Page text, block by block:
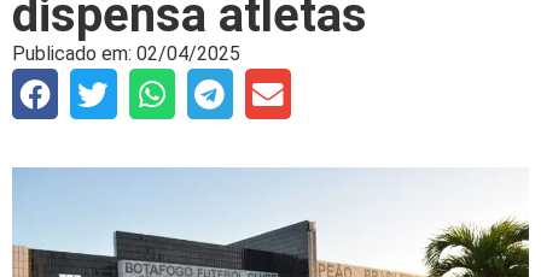
dispensa atletas
Publicado em: 02/04/2025